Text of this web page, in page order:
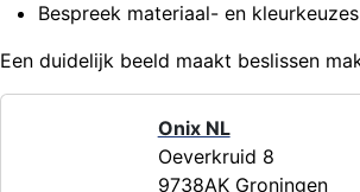
Bespreek materiaal- en kleurkeuzes
Een duidelijk beeld maakt beslissen
Onix NL
Oeverkruid 8
9738AK Groningen